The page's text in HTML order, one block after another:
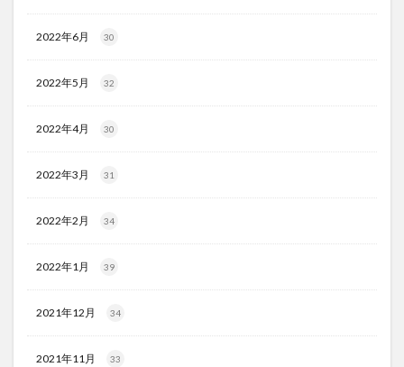
2022年6月 30
2022年5月 32
2022年4月 30
2022年3月 31
2022年2月 34
2022年1月 39
2021年12月 34
2021年11月 33